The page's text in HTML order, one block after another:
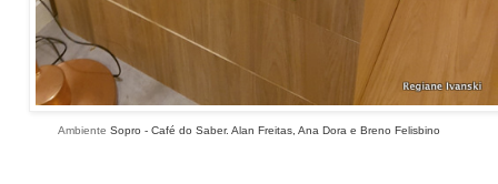
Ambiente Sopro - Café do Saber. Alan Freitas, Ana Dora e Breno Felisbino